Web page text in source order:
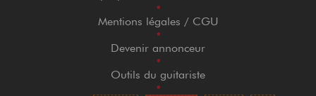
•
Mentions légales / CGU
•
Devenir annonceur
•
Outils du guitariste
•